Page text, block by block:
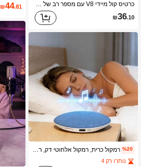
כרטיס קול מיידי V8 עם מספר רב של אפקטים של שמע בזמן אמת, פונקציות ערבוב והמרת קול, סוללת ליתיום נטענת מובנית של 500mAh, מתאים להקלטה במחשב, קריוקי ביתי, צ'אט קולי ותרחישים אחרים
₪36.10
%20 רמקול כרית, רמקול אלחוטי דק, רמקול סטריאו נייד לסיוע בשינה, רמקול כרית, רמקול כרית לסיוע בשינה, תומך בבלוטות' ובנגינת כרטיס TF
נותרו רק 4
₪44.81